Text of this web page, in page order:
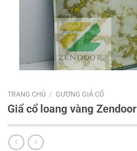
TRANG CHỦ / GƯƠNG GIẢ CỔ
Giẩ cổ loang vàng Zendoor